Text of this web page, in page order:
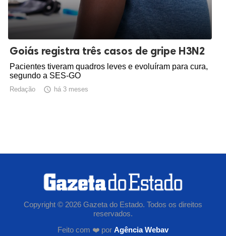
Goiás registra três casos de gripe H3N2
Pacientes tiveram quadros leves e evoluíram para cura,
segundo a SES-GO
Redação  há 3 meses
Copyright © 2026 Gazeta do Estado. Todos os direitos
reservados.
Feito com ❤️ por Agência Webav